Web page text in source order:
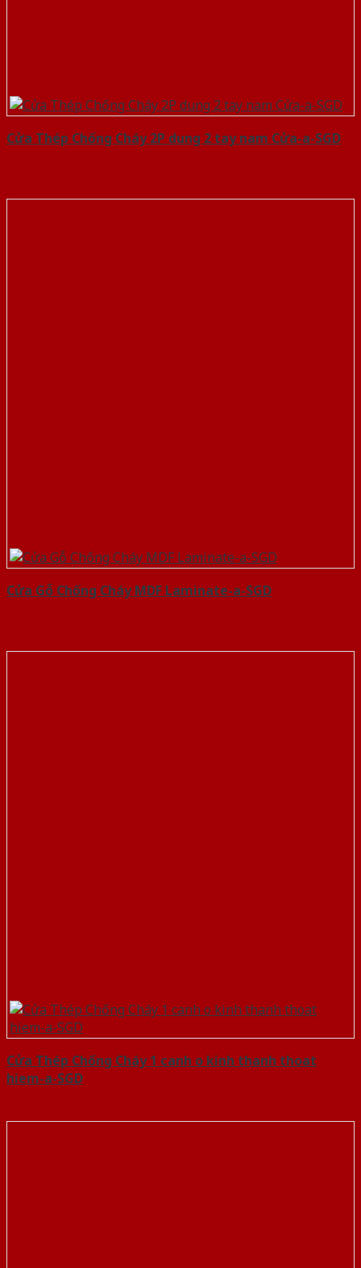
Cửa Thép Chống Cháy 2P dung 2 tay nam Cửa-a-SGD
Cửa Gỗ Chống Cháy MDF Laminate-a-SGD
Cửa Thép Chống Cháy 1 canh o kinh thanh thoat
hiem-a-SGD